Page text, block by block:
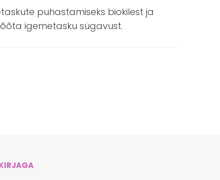
puhastamiseks biokilest ja
igemetasku sügavust.